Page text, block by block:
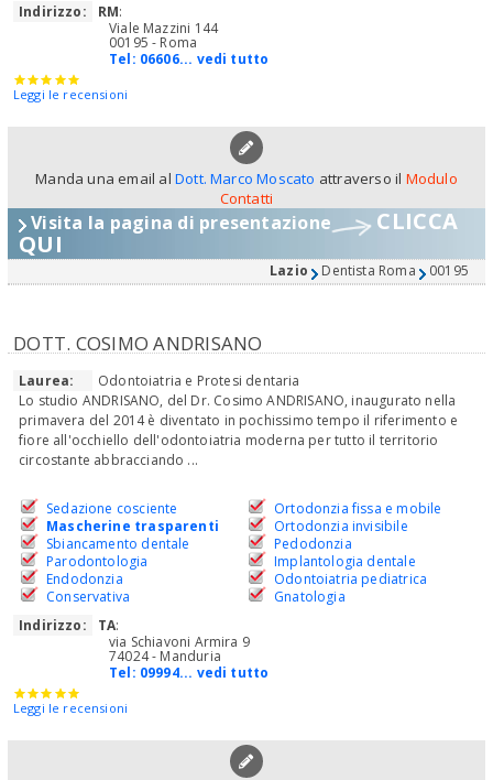
Indirizzo:
RM:
Viale Mazzini 144
00195 - Roma
Tel: 06606... vedi tutto
Leggi le recensioni
Manda una email al Dott. Marco Moscato attraverso il Modulo
Contatti
Visita la pagina di presentazione CLICCA
QUI
Lazio Dentista Roma 00195
DOTT. COSIMO ANDRISANO
Laurea:
Odontoiatria e Protesi dentaria
Lo studio ANDRISANO, del Dr. Cosimo ANDRISANO, inaugurato nella
primavera del 2014 è diventato in pochissimo tempo il riferimento e
fiore all'occhiello dell'odontoiatria moderna per tutto il territorio
circostante abbracciando ...
Sedazione cosciente
Mascherine trasparenti
Sbiancamento dentale
Parodontologia
Endodonzia
Conservativa
Ortodonzia fissa e mobile
Ortodonzia invisibile
Pedodonzia
Implantologia dentale
Odontoiatria pediatrica
Gnatologia
Indirizzo:
TA:
via Schiavoni Armira 9
74024 - Manduria
Tel: 09994... vedi tutto
Leggi le recensioni